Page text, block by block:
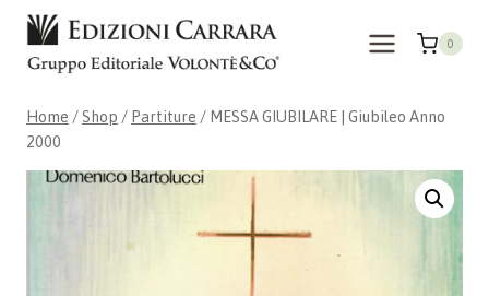
Skip
content
0
Home / Shop / Partiture / MESSA GIUBILARE | Giubileo Anno
2000